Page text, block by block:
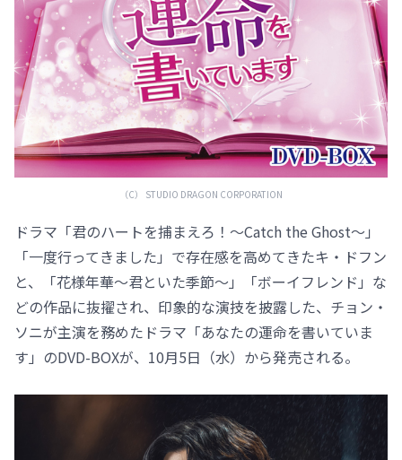
（C） STUDIO DRAGON CORPORATION
ドラマ「君のハートを捕まえろ！～Catch the Ghost～」
「一度行ってきました」で存在感を高めてきたキ・ドフン
と、「花様年華～君といた季節～」「ボーイフレンド」な
どの作品に抜擢され、印象的な演技を披露した、チョン・
ソニが主演を務めたドラマ「あなたの運命を書いていま
す」のDVD-BOXが、10月5日（水）から発売される。